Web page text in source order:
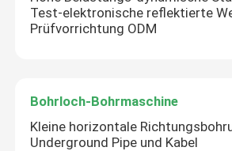
Test-elektronische reflektierte
Prüfvorrichtung ODM
Bohrloch-Bohrmaschine
Kleine horizontale
Underground Pipe und Kabel